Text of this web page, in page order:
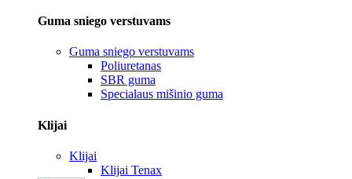
Guma sniego verstuvams
Guma sniego verstuvams
Poliuretanas
SBR guma
Specialaus mišinio guma
Klijai
Klijai
Klijai Tenax